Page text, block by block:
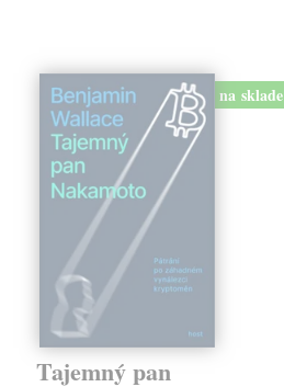
na sklade
Tajemný pan